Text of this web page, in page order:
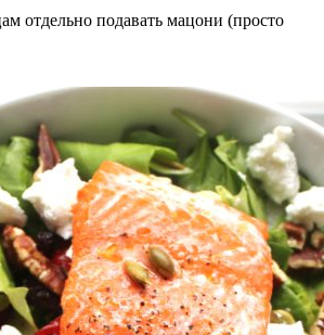
отдельно подавать мацони (просто